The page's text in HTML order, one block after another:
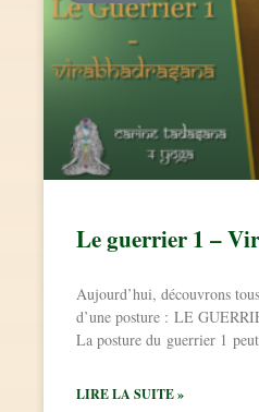
Le guerrier 1 –
Aujourd’hui, découvrons
d’une posture : LE
La posture du guerrier 1
LIRE LA SUITE »